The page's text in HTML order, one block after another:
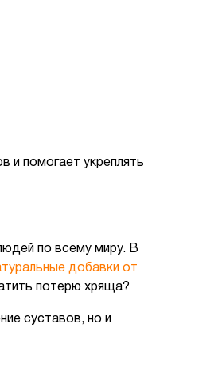
и помогает укреплять
по всему миру. В
добавки от
потерю хряща?
суставов, но и